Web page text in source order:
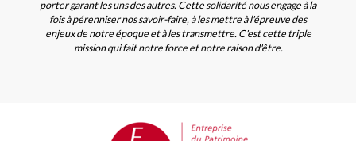
porter garant les uns des autres. Cette solidarité nous engage à la
fois à pérenniser nos savoir-faire, à les mettre à l'épreuve des
enjeux de notre époque et à les transmettre. C'est cette triple
mission qui fait notre force et notre raison d'être.